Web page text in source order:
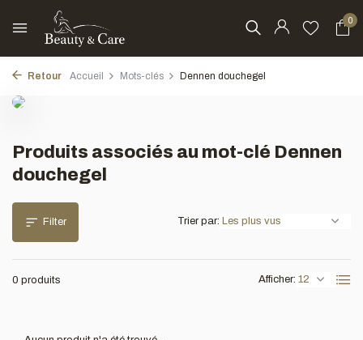
0
Retour Accueil Mots-clés Dennen douchegel
Produits associés au mot-clé Dennen
douchegel
Filter
0 produits Afficher:
Trier par: